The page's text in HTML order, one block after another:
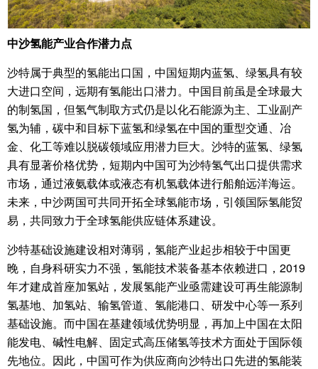
中沙氢能产业合作潜力点
沙特属于典型的氢能出口国，中国短期内蓝氢、绿氢具有较
大进口空间，远期有氢能出口潜力。中国目前虽是全球最大
的制氢国，但氢气制取方式仍是以化石能源为主、工业副产
氢为辅，碳中和目标下蓝氢和绿氢在中国的重型交通、冶
金、化工等难以脱碳领域应用潜力巨大。沙特的蓝氢、绿氢
具有显著价格优势，短期内中国可为沙特氢气出口提供需求
市场，通过液氨载体或液态有机氢载体进行船舶远洋海运。
未来，中沙两国可共同开拓全球氢能市场，引领国际氢能贸
易，共同致力于全球氢能供应链体系建设。
沙特基础设施建设相对薄弱，氢能产业起步相较于中国更
晚，自身科研实力不强，氢能技术装备基本依赖进口，2019
年才建成首座加氢站，发展氢能产业亟需建设可再生能源制
氢基地、加氢站、输氢管道、氢能港口、研发中心等一系列
基础设施。而中国在基建领域优势明显，再加上中国在太阳
能发电、碱性电解、固定式高压储氢等技术方面处于国际领
先地位。因此，中国可作为供应商向沙特出口先进的氢能装